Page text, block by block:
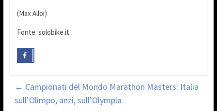
(Max Alloi)
Fonte: solobike.it
← Campionati del Mondo Marathon Masters: Italia
sull’Olimpo, anzi, sull’Olympia